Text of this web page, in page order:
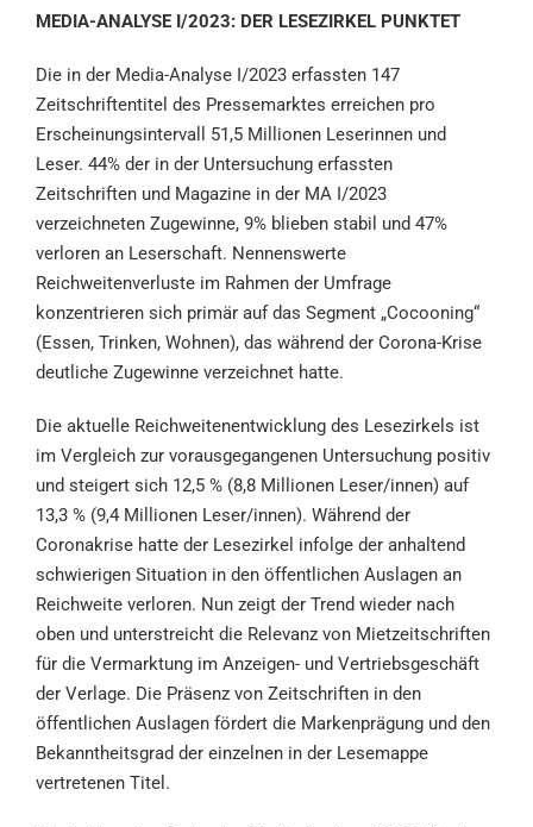
MEDIA-ANALYSE I/2023: DER LESEZIRKEL PUNKTET
Die in der Media-Analyse I/2023 erfassten 147
Zeitschriftentitel des Pressemarktes erreichen pro
Erscheinungsintervall 51,5 Millionen Leserinnen und
Leser. 44% der in der Untersuchung erfassten
Zeitschriften und Magazine in der MA I/2023
verzeichneten Zugewinne, 9% blieben stabil und 47%
verloren an Leserschaft. Nennenswerte
Reichweitenverluste im Rahmen der Umfrage
konzentrieren sich primär auf das Segment „Cocooning“
(Essen, Trinken, Wohnen), das während der Corona-Krise
deutliche Zugewinne verzeichnet hatte.
Die aktuelle Reichweitenentwicklung des Lesezirkels ist
im Vergleich zur vorausgegangenen Untersuchung positiv
und steigert sich 12,5 % (8,8 Millionen Leser/innen) auf
13,3 % (9,4 Millionen Leser/innen). Während der
Coronakrise hatte der Lesezirkel infolge der anhaltend
schwierigen Situation in den öffentlichen Auslagen an
Reichweite verloren. Nun zeigt der Trend wieder nach
oben und unterstreicht die Relevanz von Mietzeitschriften
für die Vermarktung im Anzeigen- und Vertriebsgeschäft
der Verlage. Die Präsenz von Zeitschriften in den
öffentlichen Auslagen fördert die Markenprägung und den
Bekanntheitsgrad der einzelnen in der Lesemappe
vertretenen Titel.